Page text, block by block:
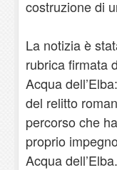
costruzione di
La notizia è
rubrica firmata
Acqua
del relitto
percorso che
proprio
Acqua dell’Elba.